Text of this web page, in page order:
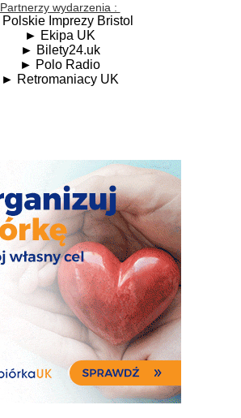
Partnerzy wydarzenia :
Polskie Imprezy Bristol
► Ekipa UK
► Bilety24.uk
► Polo Radio
► Retromaniacy UK